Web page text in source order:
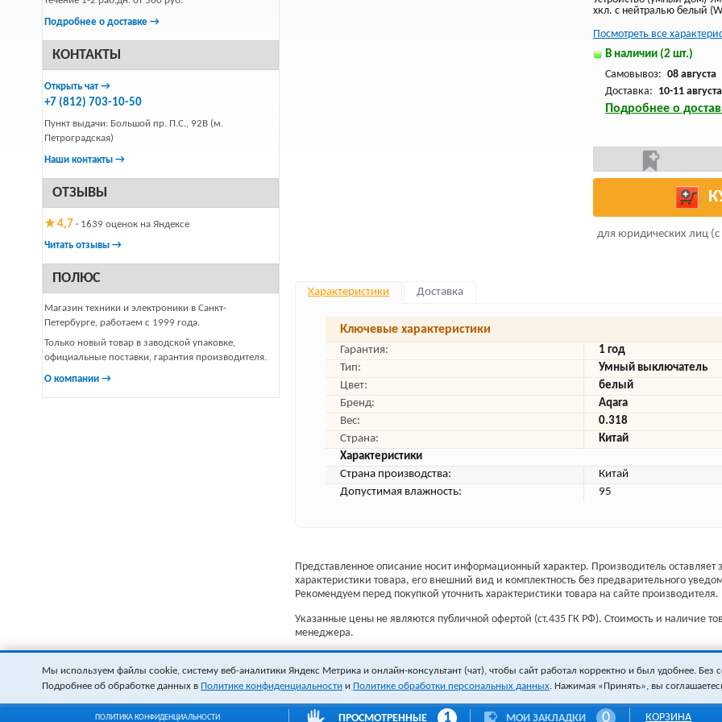
Подробнее о доставке →
КОНТАКТЫ
Открыть чат →
+7 (812) 703-10-50
Пункт выдачи: Большой пр. П.С., 92В (м.
Петроградская)
Наши контакты →
ОТЗЫВЫ
★ 4,7 · 1639 оценок на Яндексе
Читать отзывы →
ПОЛЮС
Магазин техники и электроники в Санкт-
Петербурге, работаем с 1999 года.
Только новый товар в заводской упаковке,
официальные поставки, гарантия производителя.
О компании →
хкл. с нейтралью белый
Посмотреть все
В наличии (2 шт.)
Самовывоз: 08 августа
Доставка: 10-11 августа
Подробнее о
для юридических лиц
Характеристики Доставка
Ключевые характеристики
Гарантия:
1 год
Тип:
Умный выключатель
Цвет:
белый
Бренд:
Aqara
Вес:
0.318
Страна:
Китай
Характеристики
Страна производства:
Китай
Допустимая влажность:
95
Представленное описание носит информационный характер. Производитель оставляет
характеристики товара, его внешний вид и комплектность без предварительного
Рекомендуем перед покупкой уточнить характеристики товара на сайте производителя.
Указанные цены не являются публичной офертой (ст.435 ГК РФ). Стоимость и наличие
менеджера.
ПОЛИТИКА КОНФИДЕНЦИАЛЬНОСТИ ПРОСМОТРЕННЫЕ 1 МОИ ЗАКЛАДКИ 0 КОРЗИНА
Мы используем файлы cookie, систему веб-аналитики Яндекс Метрика и онлайн-консультант (чат), чтобы сайт работал корректно и был удобнее. Без
Подробнее об обработке данных в Политике конфиденциальности и Политике обработки персональных данных . Нажимая «Принять», вы